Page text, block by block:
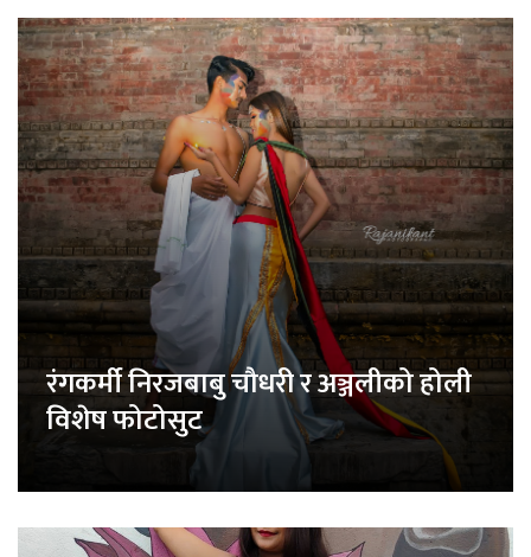
रंगकर्मी निरजबाबु चौधरी र अञ्जलीको होली
विशेष फोटोसुट